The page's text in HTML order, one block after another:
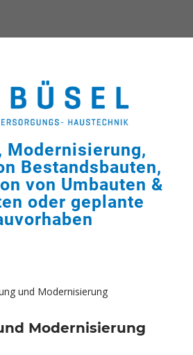
Modernisierung,
Bestandsbauten,
von Umbauten &
oder geplante
Modernisierung